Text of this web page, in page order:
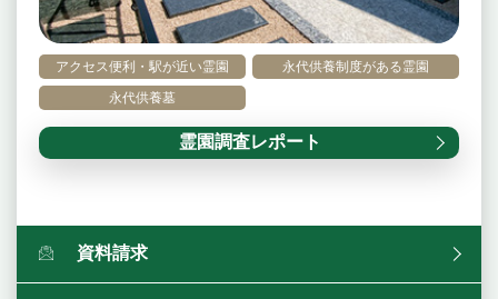
アクセス便利・駅が近い霊園
永代供養制度がある霊園
永代供養墓
霊園調査レポート
資料請求